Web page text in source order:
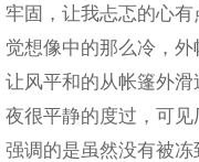
牢固，让我忐忑的心
觉想像中的那么冷，外
让风平和的从帐篷外
夜很平静的度过，可见
强调的是虽然没有被